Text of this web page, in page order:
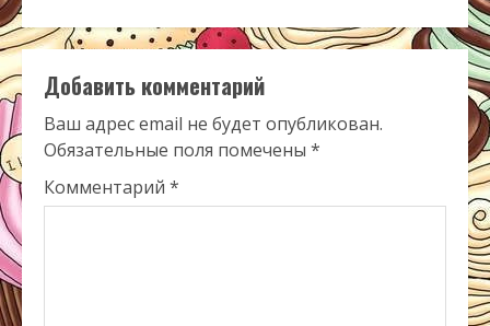
Добавить комментарий
Ваш адрес email не будет опубликован.
Обязательные поля помечены *
Комментарий *